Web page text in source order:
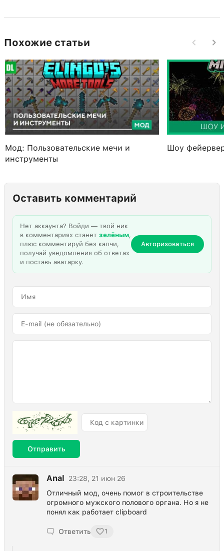
Похожие статьи
Мод: Пользовательские мечи и
инструменты
Шоу
Оставить комментарий
Нет аккаунта? Войди — твой ник
в комментариях станет зелёным,
плюс комментируй без капчи,
получай уведомления об ответах
и поставь аватарку.
Авторизоваться
Отправить
Anal
23:28, 21 июн 26
Отличный мод, очень помог в строительстве
огромного мужского полового органа. Но я не
понял как работает clipboard
Ответить 1